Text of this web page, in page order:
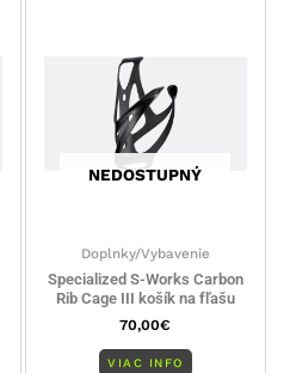
NEDOSTUPNÝ
Doplnky/Vybavenie
Specialized S-Works Carbon
Rib Cage III košík na fľašu
70,00€
VIAC INFO